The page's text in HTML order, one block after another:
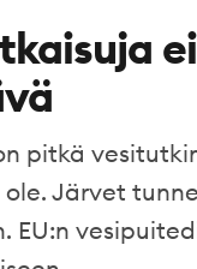
pitkä
Järvet
EU:n